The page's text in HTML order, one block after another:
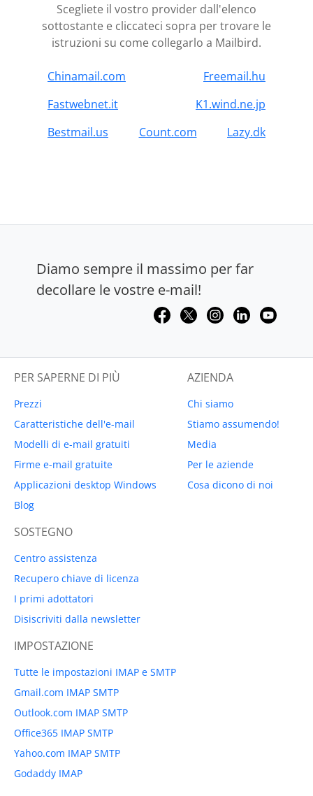
Scegliete il vostro provider dall'elenco
sottostante e cliccateci sopra per trovare le
istruzioni su come collegarlo a Mailbird.
Chinamail.com
Freemail.hu
Fastwebnet.it
K1.wind.ne.jp
Bestmail.us
Count.com Lazy.dk
Diamo sempre il massimo per far
decollare le vostre e-mail!
PER SAPERNE DI PIÙ
Prezzi
Caratteristiche dell'e-mail
Modelli di e-mail gratuiti
Firme e-mail gratuite
Applicazioni desktop Windows
Blog
AZIENDA
Chi siamo
Stiamo assumendo!
Media
Per le aziende
Cosa dicono di noi
SOSTEGNO
Centro assistenza
Recupero chiave di licenza
I primi adottatori
Disiscriviti dalla newsletter
IMPOSTAZIONE
Tutte le impostazioni IMAP e SMTP
Gmail.com IMAP SMTP
Outlook.com IMAP SMTP
Office365 IMAP SMTP
Yahoo.com IMAP SMTP
Godaddy IMAP